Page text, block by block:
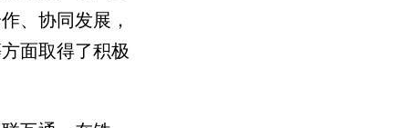
、协同发展，
面取得了积极